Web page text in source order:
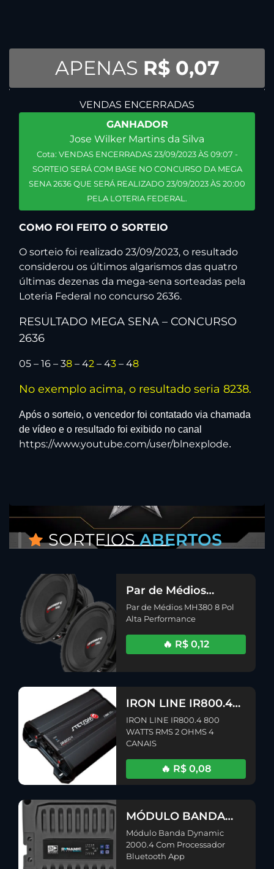
APENAS R$ 0,07
VENDAS ENCERRADAS
GANHADOR
Jose Wilker Martins da Silva
Cota: VENDAS ENCERRADAS 23/09/2023 ÀS 09:07 -
SORTEIO SERÁ COM BASE NO CONCURSO DA MEGA
SENA 2636 QUE SERÁ REALIZADO 23/09/2023 ÀS 20:00
PELA LOTERIA FEDERAL.
COMO FOI FEITO O SORTEIO
O sorteio foi realizado 23/09/2023, o resultado
considerou os últimos algarismos das quatro
últimas dezenas da mega-sena sorteadas pela
Loteria Federal no concurso 2636.
RESULTADO MEGA SENA – CONCURSO
2636
05 – 16 – 38 – 42 – 43 – 48
No exemplo acima, o resultado seria 8238.
Após o sorteio, o vencedor foi contatado via chamada
de vídeo e o resultado foi exibido no canal
https://www.youtube.com/user/blnexplode.
SORTEIOSABERTOS
Par de Médios
MH380 8 Pol Alta
Performance
Par de Médios MH380 8 Pol
Alta Performance
🔥 R$ 0,12
IRON LINE IR800.4
800 WATTS RMS 2
OHMS 4 CANAIS
IRON LINE IR800.4 800
WATTS RMS 2 OHMS 4
CANAIS
🔥 R$ 0,08
MÓDULO BANDA
DYNAMIC 2000.4
COM PROCESSADOR
BLUETOOTH APP (2ª
Módulo Banda Dynamic
2000.4 Com Processador
Bluetooth App